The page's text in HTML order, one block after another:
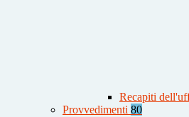
Recapiti
Provvedimenti 80